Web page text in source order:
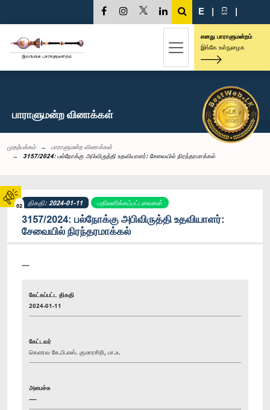
02
E | සි |
எனது பாராளுமன்றம்
இங்கே உள்நுழைக
பாராளுமன்ற வினாக்கள்
முதற்பக்கம்
பாராளுமன்ற வினாக்கள்
3157/2024: பல்நோக்கு அபிவிருத்தி உதவியாளர்: சேவையில் நிரந்தரமாக்கல்
திகதி: 2024-01-11 பதிலளிக்கப்பட்டவைகள்
3157/2024: பல்நோக்கு அபிவிருத்தி உதவியாளர்:
சேவையில் நிரந்தரமாக்கல்
----
கேட்கப்பட்ட திகதி
2024-01-11
கேட்டவர்
கௌரவ கே.பி.எஸ். குமாரசிறி, பா.உ.
அமைச்சு
----